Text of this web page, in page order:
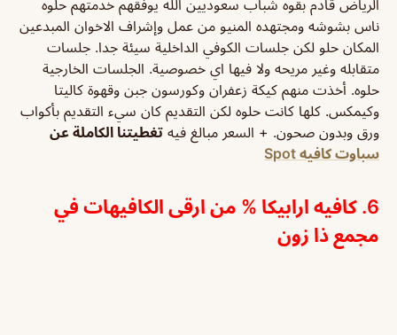
الرياض قادم بقوه شباب سعوديين الله يوفقهم خدمتهم حلوه
ناس بشوشه ومجتهده المنيو من عمل وإشراف الاخوان المبدعين
المكان حلو لكن جلسات الكوفي الداخلية سيئة جدا. جلسات
متقابله وغير مريحه ولا فيها اي خصوصية. الجلسات الخارجية
حلوه. أخذت منهم كيكة زعفران وكورسون جبن وقهوة كاليتا
وكيمكس. كلها كانت حلوه لكن التقديم كان سيء التقديم بأكواب
ورق وبدون صحون. + السعر مبالغ فيه تغطيتنا الكاملة عن
سباوت كافيه Spot
6. كافيه ارابيكا % من ارقى الكافيهات في
مجمع ذا زون